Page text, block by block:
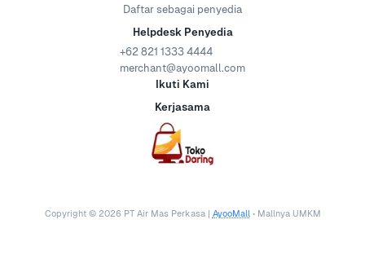
Daftar sebagai penyedia
Helpdesk Penyedia
+62 821 1333 4444
merchant@ayoomall.com
Ikuti Kami
Kerjasama
Copyright © 2026 PT Air Mas Perkasa | AyooMall • Mallnya UMKM